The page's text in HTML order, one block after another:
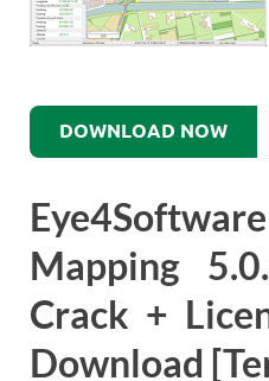
DOWNLOAD NOW
Mapping
Crack +
Download